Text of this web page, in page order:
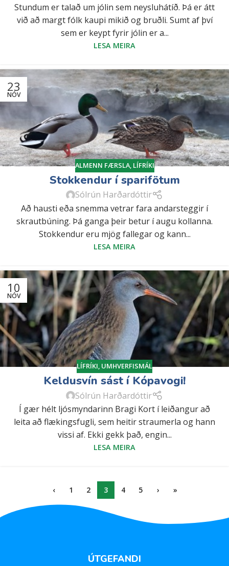
Stundum er talað um jólin sem neysluhátíð. Þá er átt
við að margt fólk kaupi mikið og bruðli. Sumt af því
sem er keypt fyrir jólin er a...
LESA MEIRA
23
NÓV
ALMENN FÆRSLA, LÍFRÍKI
Stokkendur í sparifötum
Sólrún Harðardóttir
Að hausti eða snemma vetrar fara andarsteggir í
skrautbúning. Þá ganga þeir betur í augu kollanna.
Stokkendur eru mjög fallegar og kann...
LESA MEIRA
10
NÓV
LÍFRÍKI, UMHVERFISMÁL
Keldusvín sást í Kópavogi!
Sólrún Harðardóttir
Í gær hélt ljósmyndarinn Bragi Kort í leiðangur að
leita að flækingsfugli, sem heitir straumerla og hann
vissi af. Ekki gekk það, engin...
LESA MEIRA
‹ 1 2 3 4 5 › »
ÚTGEFANDI